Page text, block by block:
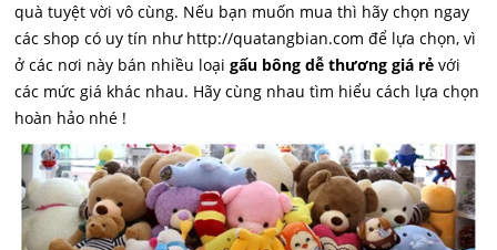
quà tuyệt vời vô cùng. Nếu bạn muốn mua thì hãy chọn ngay
các shop có uy tín như http://quatangbian.com để lựa chọn, vì
ở các nơi này bán nhiều loạigấu bông dễ thương giá rẻvới
các mức giá khác nhau. Hãy cùng nhau tìm hiểu cách lựa chọn
hoàn hảo nhé !